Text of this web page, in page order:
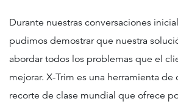
Durante nuestras conversaciones
pudimos demostrar que nuestra
abordar todos los problemas que el
mejorar. X-Trim es una herramienta
recorte de clase mundial que ofrece